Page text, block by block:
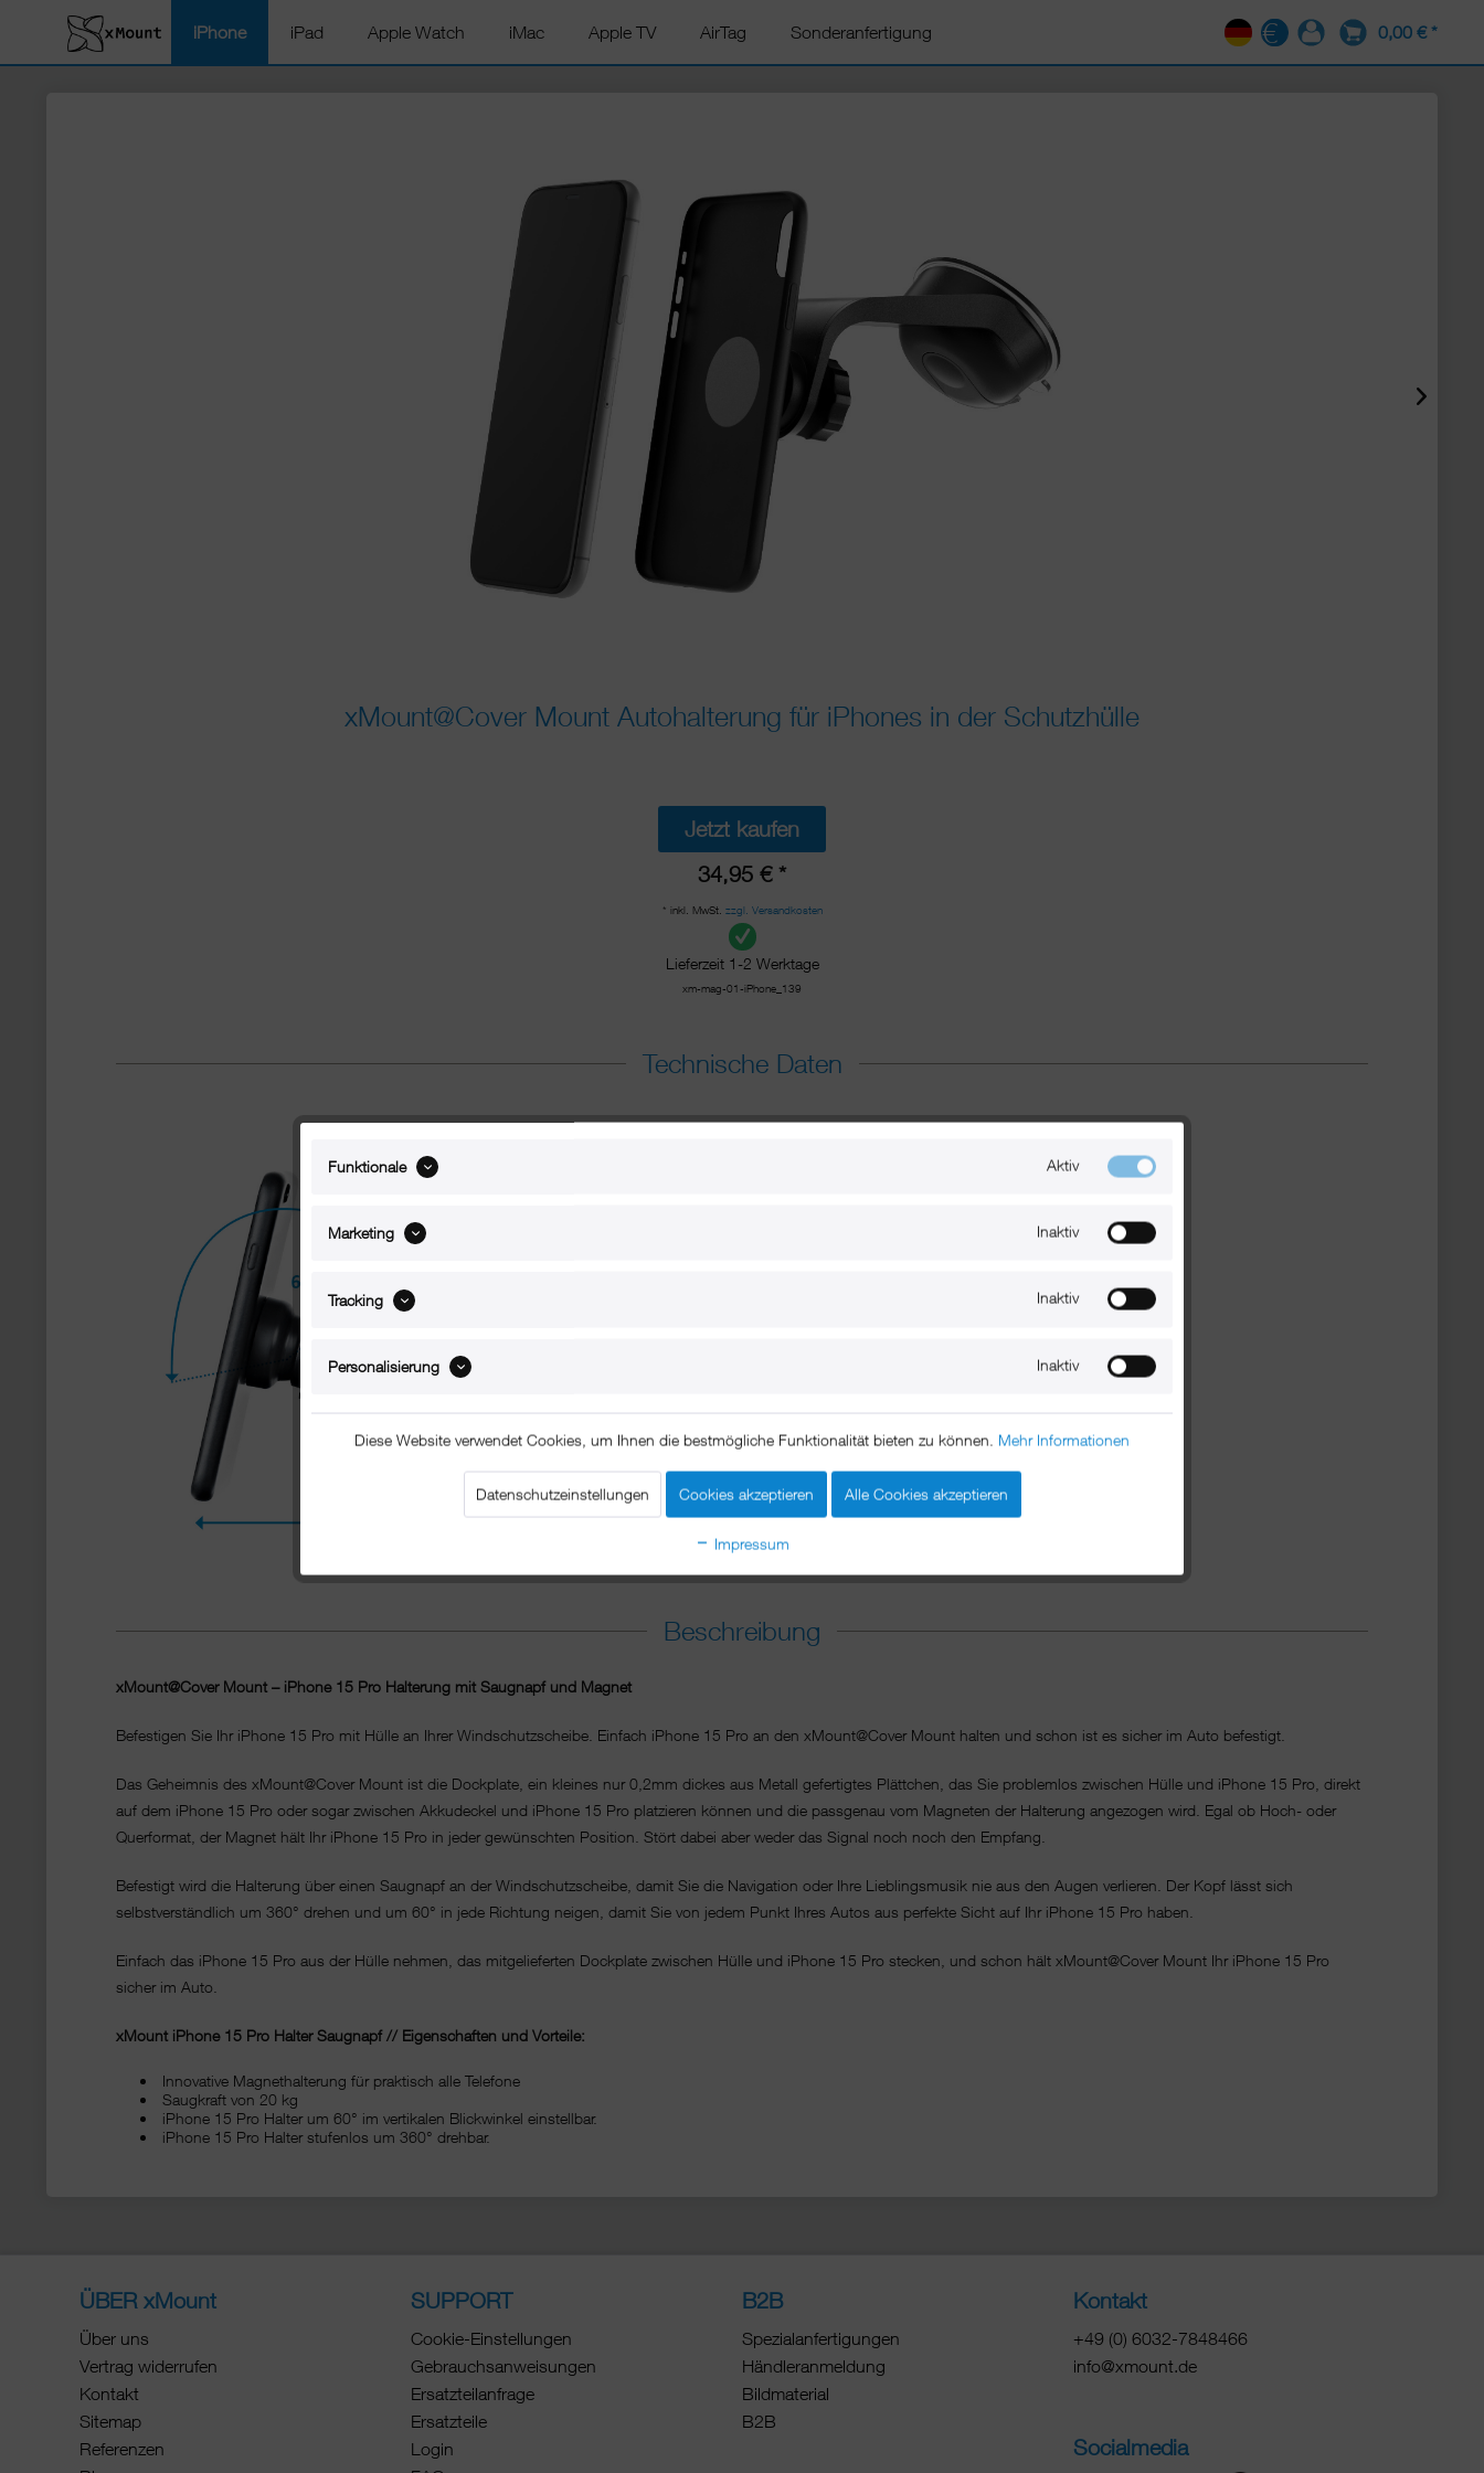
iPhone iPad Apple Watch iMac Apple TV AirTag Sonderanfertigung DE 0,00 € *
xMount@Cover Mount Autohalterung für iPhones in der Schutzhülle
Jetzt kaufen
34,95 € *
* inkl. MwSt. zzgl. Versandkosten
Lieferzeit 1-2 Werktage
xm-mag-01-iPhone_139
Technische Daten
Beschreibung
xMount@Cover Mount – iPhone 15 Pro Halterung mit Saugnapf und Magnet
Befestigen Sie Ihr iPhone 15 Pro mit Hülle an Ihrer Windschutzscheibe. Einfach iPhone 15 Pro an den xMount@Cover Mount halten und schon ist es sicher im Auto befestigt.
Das Geheimnis des xMount@Cover Mount ist die Dockplate, ein kleines nur 0,2mm dickes aus Metall gefertigtes Plättchen, das Sie problemlos zwischen Hülle und iPhone 15 Pro, direkt
auf dem iPhone 15 Pro oder sogar zwischen Akkudeckel und iPhone 15 Pro platzieren können und die passgenau vom Magneten der Halterung angezogen wird. Egal ob Hoch- oder
Querformat, der Magnet hält Ihr iPhone 15 Pro in jeder gewünschten Position. Stört dabei aber weder das Signal noch noch den Empfang.
Befestigt wird die Halterung über einen Saugnapf an der Windschutzscheibe, damit Sie die Navigation oder Ihre Lieblingsmusik nie aus den Augen verlieren. Der Kopf lässt sich
selbstverständlich um 360° drehen und um 60° in jede Richtung neigen, damit Sie von jedem Punkt Ihres Autos aus perfekte Sicht auf Ihr iPhone 15 Pro haben.
Einfach das iPhone 15 Pro aus der Hülle nehmen, das mitgelieferten Dockplate zwischen Hülle und iPhone 15 Pro stecken, und schon hält xMount@Cover Mount Ihr iPhone 15 Pro
sicher im Auto.
xMount iPhone 15 Pro Halter Saugnapf // Eigenschaften und Vorteile:
Innovative Magnethalterung für praktisch alle Telefone
Saugkraft von 20 kg
iPhone 15 Pro Halter um 60° im vertikalen Blickwinkel einstellbar.
iPhone 15 Pro Halter stufenlos um 360° drehbar.
ÜBER xMount
Über uns
Vertrag widerrufen
Kontakt
Sitemap
Referenzen
SUPPORT
Cookie-Einstellungen
Gebrauchsanweisungen
Ersatzteilanfrage
Ersatzteile
Login
B2B
Spezialanfertigungen
Händleranmeldung
Bildmaterial
B2B
Kontakt
+49 (0) 6032-7848466
info@xmount.de
Socialmedia
Funktionale Aktiv
Marketing Inaktiv
Tracking Inaktiv
Personalisierung Inaktiv
Diese Website verwendet Cookies, um Ihnen die bestmögliche Funktionalität bieten zu können. Mehr Informationen
Datenschutzeinstellungen Cookies akzeptieren Alle Cookies akzeptieren
Impressum